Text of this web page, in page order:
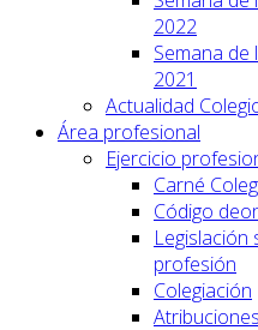
2022
Semana de
2021
Actualidad
Área profesional
Ejercicio
Carné
Código
Legislación
profesión
Colegiación
Atribuciones